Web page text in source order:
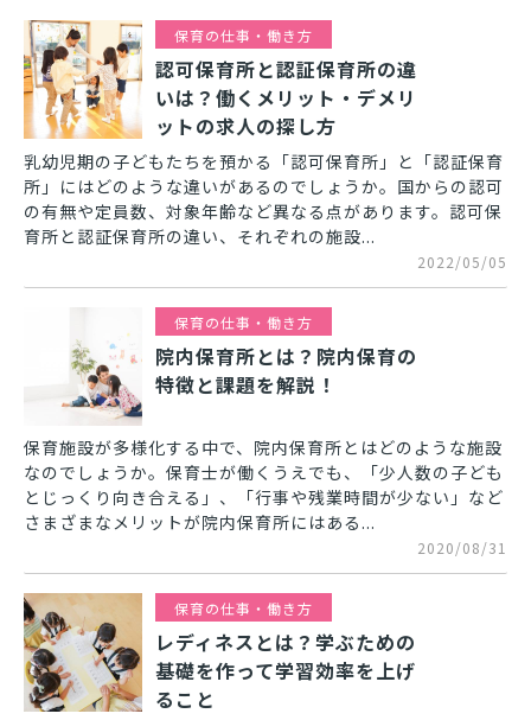
保育の仕事・働き方
認可保育所と認証保育所の違
いは？働くメリット・デメリ
ットの求人の探し方
乳幼児期の子どもたちを預かる「認可保育所」と「認証保育
所」にはどのような違いがあるのでしょうか。国からの認可
の有無や定員数、対象年齢など異なる点があります。認可保
育所と認証保育所の違い、それぞれの施設...
2022/05/05
保育の仕事・働き方
院内保育所とは？院内保育の
特徴と課題を解説！
保育施設が多様化する中で、院内保育所とはどのような施設
なのでしょうか。保育士が働くうえでも、「少人数の子ども
とじっくり向き合える」、「行事や残業時間が少ない」など
さまざまなメリットが院内保育所にはある...
2020/08/31
保育の仕事・働き方
レディネスとは？学ぶための
基礎を作って学習効率を上げ
ること